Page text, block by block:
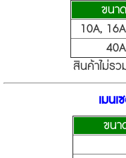
ขนา
10A,
สินค้าไม่รว
เมนเ
ขนา